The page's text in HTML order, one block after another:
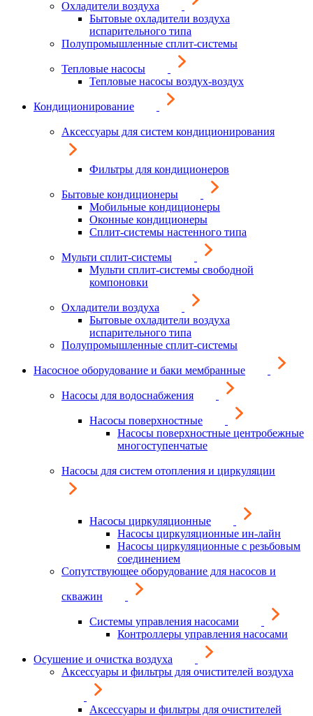
Охладители воздуха
Бытовые охладители воздуха
испарительного типа
Полупромышленные сплит-системы
Тепловые насосы
Тепловые насосы воздух-воздух
Кондиционирование
Аксессуары для систем кондиционирования
Фильтры для кондиционеров
Бытовые кондиционеры
Мобильные кондиционеры
Оконные кондиционеры
Сплит-системы настенного типа
Мульти сплит-системы
Мульти сплит-системы свободной
компоновки
Охладители воздуха
Бытовые охладители воздуха
испарительного типа
Полупромышленные сплит-системы
Насосное оборудование и баки мембранные
Насосы для водоснабжения
Насосы поверхностные
Насосы поверхностные центробежные
многоступенчатые
Насосы для систем отопления и циркуляции
Насосы циркуляционные
Насосы циркуляционные ин-лайн
Насосы циркуляционные с резьбовым
соединением
Сопутствующее оборудование для насосов и
скважин
Системы управления насосами
Контроллеры управления насосами
Осушение и очистка воздуха
Аксессуары и фильтры для очистителей воздуха
Аксессуары и фильтры для очистителей